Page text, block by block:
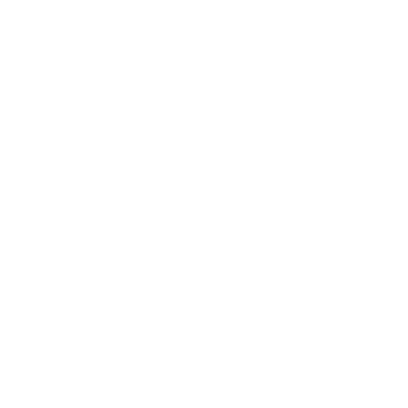
что тяжелое нельзя
и автомобиля.
предметов. Если
есть химия и техника,
освещения,